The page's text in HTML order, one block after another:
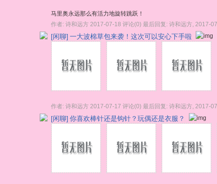
马里奥永远那么有活力地旋转跳跃！
作者: 诗和远方 2017-07-18 评论(0) 最后回复: 诗和远方 2017-
[闲聊] 一大波棉草包来袭！这次可以安心下手啦
作者: 诗和远方 2017-07-17 评论(0) 最后回复: 诗和远方 2017-
[闲聊] 你喜欢棒针还是钩针？玩偶还是衣服？